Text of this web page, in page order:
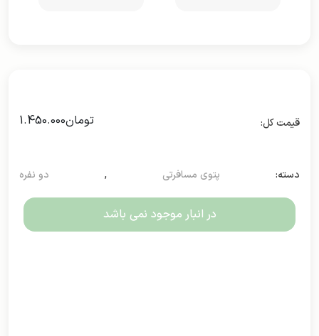
تومان1.450.000
دسته: پتوی مسافرتی , دو نفره
در انبار موجود نمی باشد